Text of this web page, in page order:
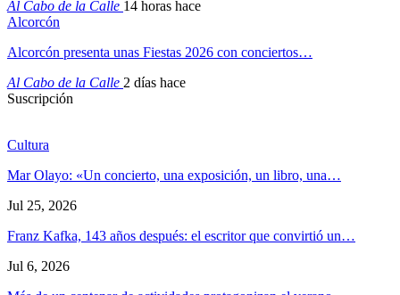
Al Cabo de la Calle 14 horas hace
Alcorcón
Alcorcón presenta unas Fiestas 2026 con conciertos…
Al Cabo de la Calle 2 días hace
Suscripción
Cultura
Mar Olayo: «Un concierto, una exposición, un libro, una…
Jul 25, 2026
Franz Kafka, 143 años después: el escritor que convirtió un…
Jul 6, 2026